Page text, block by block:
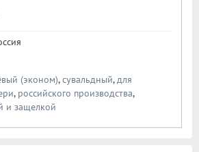
(эконом),сувальдный,для
, российского производства,
и защелкой